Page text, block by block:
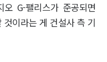
G-팰리스가 준공되면
이라는 게 건설사 측 기